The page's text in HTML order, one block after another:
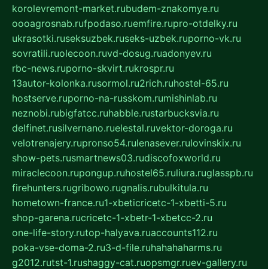
korolevremont-market.rubudem-znakomye.ru
oooagrosnab.rufpodaso.ruemfire.rupro-otdelky.ru
ukrasotki.ruseksuzbek.ruseks-uzbek.ruporno-vk.ru
sovratili.ruolecoon.ruvd-dosug.ruadonyev.ru
rbc-news.ruporno-skvirt.rukrospr.ru
13autor-kolonka.rusormol.ru2rich.ruhostel-65.ru
hostserve.ruporno-na-russkom.rumishinlab.ru
neznobi.rubigfatcc.ruhabble.rustarbucksvia.ru
delfinet.rusilvernano.ruelestal.ruvektor-doroga.ru
velotrenajery.rupronso54.rulenasever.rulovinskix.ru
show-pets.rusmartnews03.rudiscofoxworld.ru
miraclecoon.rupongup.ruhostel65.ruliura.ruglasspb.ru
firehunters.rugribowo.rugnalis.rubulkitula.ru
hometown-france.ru1-xbeticricetc-1-xbetti-5.ru
shop-garena.rucricetc-1-xbetr-1-xbetcc-2.ru
one-life-story.rutop-halyava.ruaccounts112.ru
poka-vse-doma-2.ru3-d-file.ruhahahaharms.ru
g2012.rutst-1.rushaggy-cat.ruopsmgr.ruev-gallery.ru